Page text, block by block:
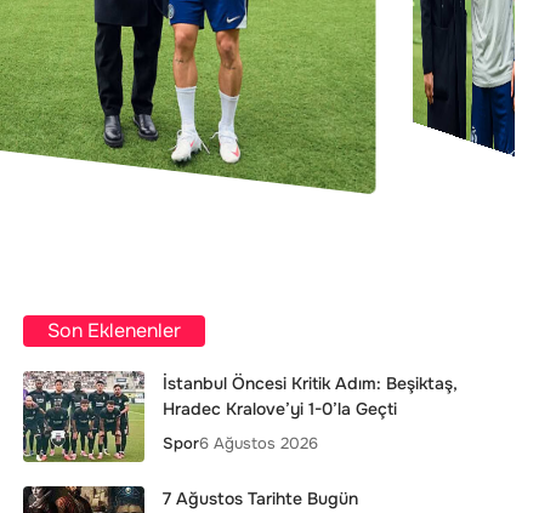
Son Eklenenler
İstanbul Öncesi Kritik Adım: Beşiktaş,
Hradec Kralove’yi 1-0’la Geçti
Spor6 Ağustos 2026
7 Ağustos Tarihte Bugün